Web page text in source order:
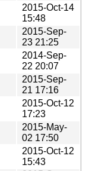
2015-Oct-14
15:48
2015-Sep-
23 21:25
2014-Sep-
22 20:07
2015-Sep-
21 17:16
2015-Oct-12
17:23
2015-May-
02 17:50
2015-Oct-12
15:43